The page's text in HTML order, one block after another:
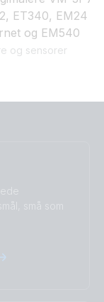
ET340, EM24
og EM540
og sensorer
små som